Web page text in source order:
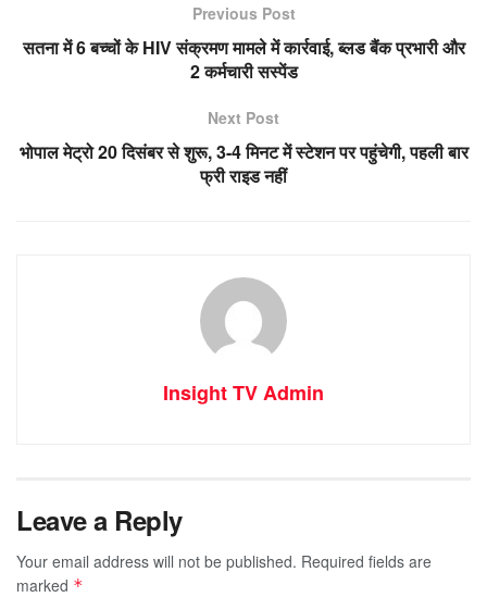
Previous Post
सतना में 6 बच्चों के HIV संक्रमण मामले में कार्रवाई, ब्लड बैंक प्रभारी और
2 कर्मचारी सस्पेंड
Next Post
भोपाल मेट्रो 20 दिसंबर से शुरू, 3-4 मिनट में स्टेशन पर पहुंचेगी, पहली बार
फ्री राइड नहीं
Insight TV Admin
Leave a Reply
Your email address will not be published. Required fields are
marked *